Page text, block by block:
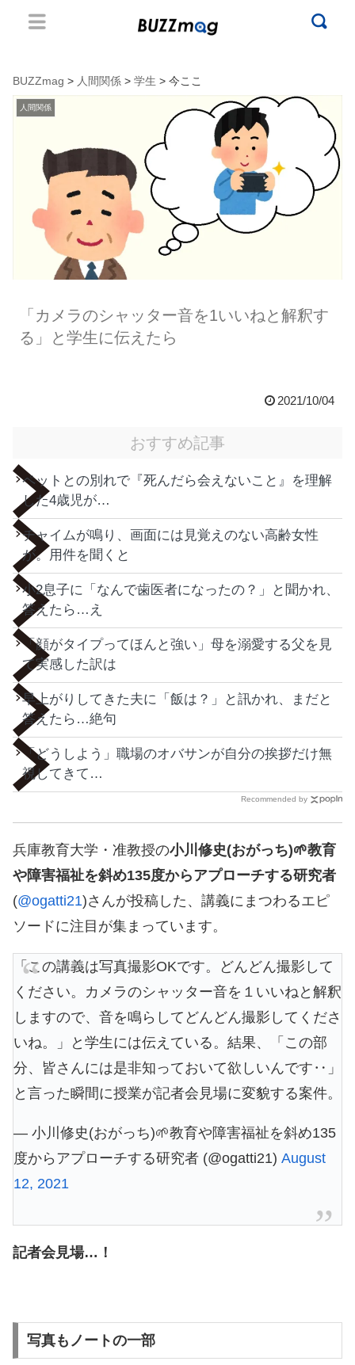
BUZZmag > 人間関係 > 学生 > 今ここ
人間関係
「カメラのシャッター音を1いいねと解釈す
る」と学生に伝えたら
2021/10/04
おすすめ記事
ペットとの別れで『死んだら会えないこと』を理解
した4歳児が…
チャイムが鳴り、画面には見覚えのない高齢女性
が。用件を聞くと
小2息子に「なんで歯医者になったの？」と聞かれ、
答えたら…え
「顔がタイプってほんと強い」母を溺愛する父を見
て実感した訳は
早上がりしてきた夫に「飯は？」と訊かれ、まだと
答えたら…絶句
「どうしよう」職場のオバサンが自分の挨拶だけ無
視してきて…
Recommended by
兵庫教育大学・准教授の小川修史(おがっち)🌱教育
や障害福祉を斜め135度からアプローチする研究者
(@ogatti21)さんが投稿した、講義にまつわるエピ
ソードに注目が集まっています。
「この講義は写真撮影OKです。どんどん撮影して
ください。カメラのシャッター音を１いいねと解釈
しますので、音を鳴らしてどんどん撮影してくださ
いね。」と学生には伝えている。結果、「この部
分、皆さんには是非知っておいて欲しいんです‥」
と言った瞬間に授業が記者会見場に変貌する案件。
— 小川修史(おがっち)🌱教育や障害福祉を斜め135
度からアプローチする研究者 (@ogatti21) August
12, 2021
記者会見場…！
写真もノートの一部